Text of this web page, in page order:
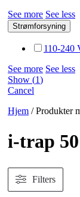
See more See less
Strømforsyning
110-240
See more See less
Show (1)
Cancel
Hjem / Produkter
i-trap
Filters